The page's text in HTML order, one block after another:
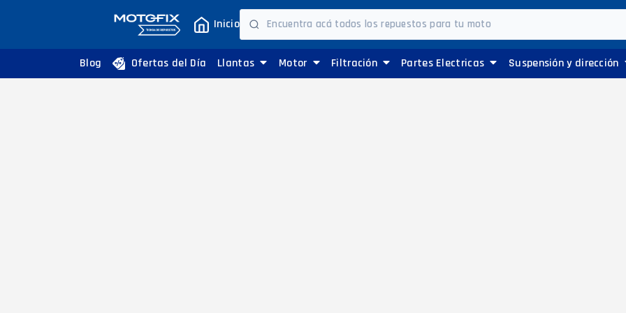
Inicio
Blog Ofertas del Día Llantas Motor Filtración Partes Electricas Suspensión y dirección